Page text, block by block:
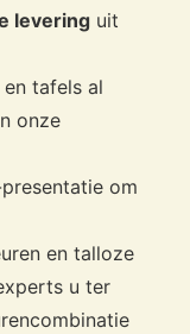
levering uit
tafels al
onze
om
en talloze
u ter